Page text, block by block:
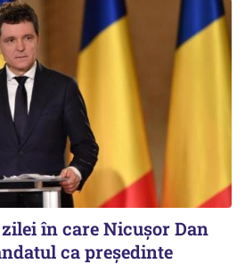
în care Nicușor Dan
ca președinte